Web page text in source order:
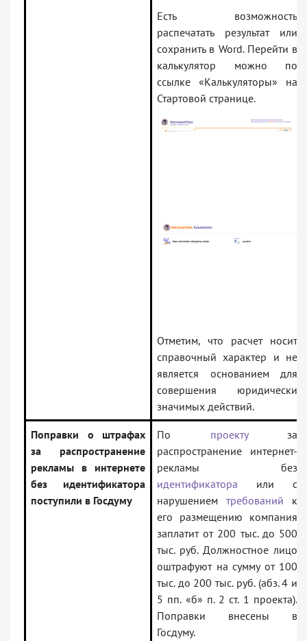
Есть возможность
распечатать результат или
сохранить в Word. Перейти в
калькулятор можно по
ссылке «Калькуляторы» на
Стартовой странице.
Отметим, что расчет носит
справочный характер и не
является основанием для
совершения юридически
значимых действий.
Поправки о штрафах
за распространение
рекламы в интернете
без идентификатора
поступили в Госдуму
По проектуза
распространение интернет-
рекламы без
идентификатора или с
нарушением требований к
его размещению компания
заплатит от 200 тыс. до 500
тыс. руб. Должностное лицо
оштрафуют на сумму от 100
тыс. до 200 тыс. руб. (абз. 4 и
5 пп. «б» п. 2 ст. 1 проекта).
Поправки внесены в
Госдуму.